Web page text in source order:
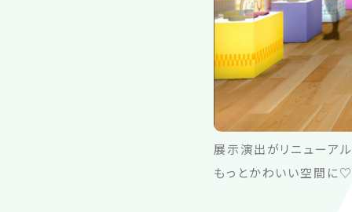
展示演出がリニューアル
もっとかわいい空間に♡